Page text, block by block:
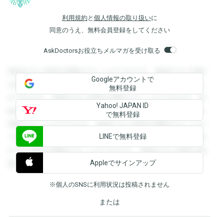
利用規約 と 個人情報の取り扱いに
同意のうえ、無料会員登録をしてください
AskDoctorsお役立ちメルマガを受け取る
登録すると回答を閲覧することができます。登録すると回答
を閲覧することができます。登録すると回答を閲覧すること
ができます。登録すると回答を閲覧することができます。登
録すると回答を閲覧することができます。登録すると回答を
閲覧することができます。登録すると回答を閲覧することが
できます。登録すると回答を閲覧することができます。登録
すると回答を閲覧することができます。登録すると回答を閲
覧することができます。
Googleアカウントで
無料登録
Yahoo! JAPAN ID
で無料登録
LINEで無料登録
Appleでサインアップ
※個人のSNSに利用状況は投稿されません
または